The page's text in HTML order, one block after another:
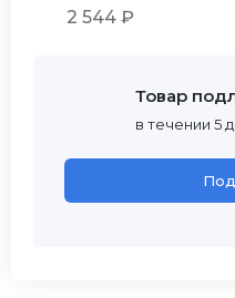
2 544 ₽
Товар
в течении 5